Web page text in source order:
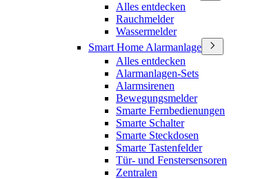
Alles entdecken
Rauchmelder
Wassermelder
Smart Home Alarmanlage
Alles entdecken
Alarmanlagen-Sets
Alarmsirenen
Bewegungsmelder
Smarte Fernbedienungen
Smarte Schalter
Smarte Steckdosen
Smarte Tastenfelder
Tür- und Fenstersensoren
Zentralen